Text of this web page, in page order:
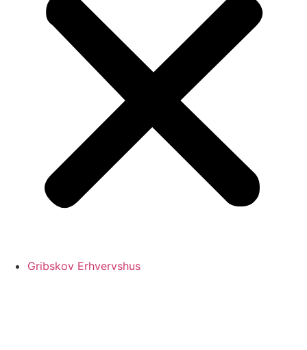
Gribskov Erhvervshus